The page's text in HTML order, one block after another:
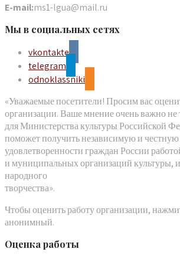
E-mail:ms1-lgua@mail.ru
Мы в социальных сетях
vkontakte
telegram
odnoklassniki
«Уважаемые посетители! Просим вас
организации. Ваше мнение очень важно не
для Министерства культуры Российской
поможет получить независимую и
удовлетворенности граждан России
и муниципальных организаций культуры,
народного
творчества».
Чтобы оценить работу организации,
анонимный.
Оценка работы